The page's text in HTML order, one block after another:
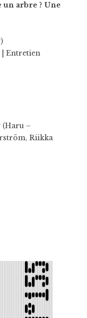
arbre ? Une
| Entretien
(Haru –
Riikka